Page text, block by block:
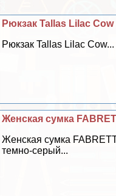
Рюкзак Tallas Lilac Cow
Рюкзак Tallas Lilac Cow...
Женская сумка
Женская сумка
темно-серый...